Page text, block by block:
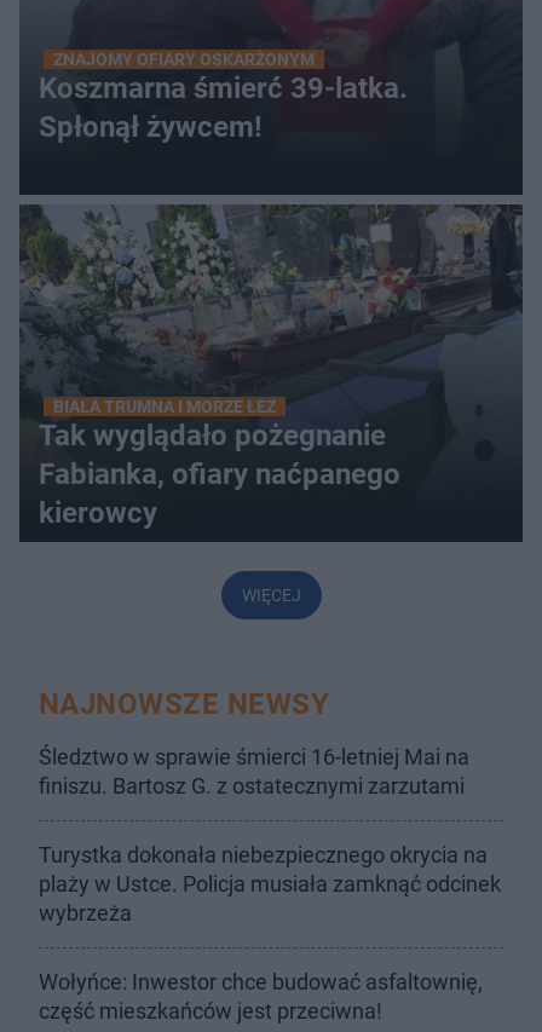
ZNAJOMY OFIARY OSKARŻONYM
Koszmarna śmierć 39-latka.
Spłonął żywcem!
BIAŁA TRUMNA I MORZE ŁEZ
Tak wyglądało pożegnanie
Fabianka, ofiary naćpanego
kierowcy
WIĘCEJ
NAJNOWSZE NEWSY
Śledztwo w sprawie śmierci 16-letniej Mai na
finiszu. Bartosz G. z ostatecznymi zarzutami
Turystka dokonała niebezpiecznego okrycia na
plaży w Ustce. Policja musiała zamknąć odcinek
wybrzeża
Wołyńce: Inwestor chce budować asfaltownię,
część mieszkańców jest przeciwna!